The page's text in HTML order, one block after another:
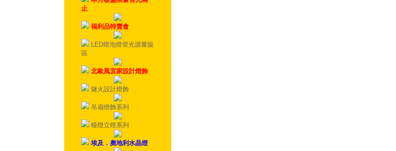
止
福利品特賣會
LED燈泡燈管光源量販
區
北歐風宜家設計燈飾
燧火設計燈飾
吊扇燈飾系列
檯燈立燈系列
埃及．奧地利水晶燈